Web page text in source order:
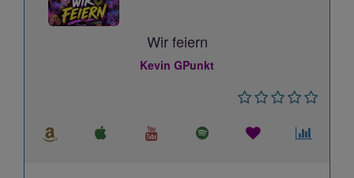
Wir feiern
Kevin GPunkt